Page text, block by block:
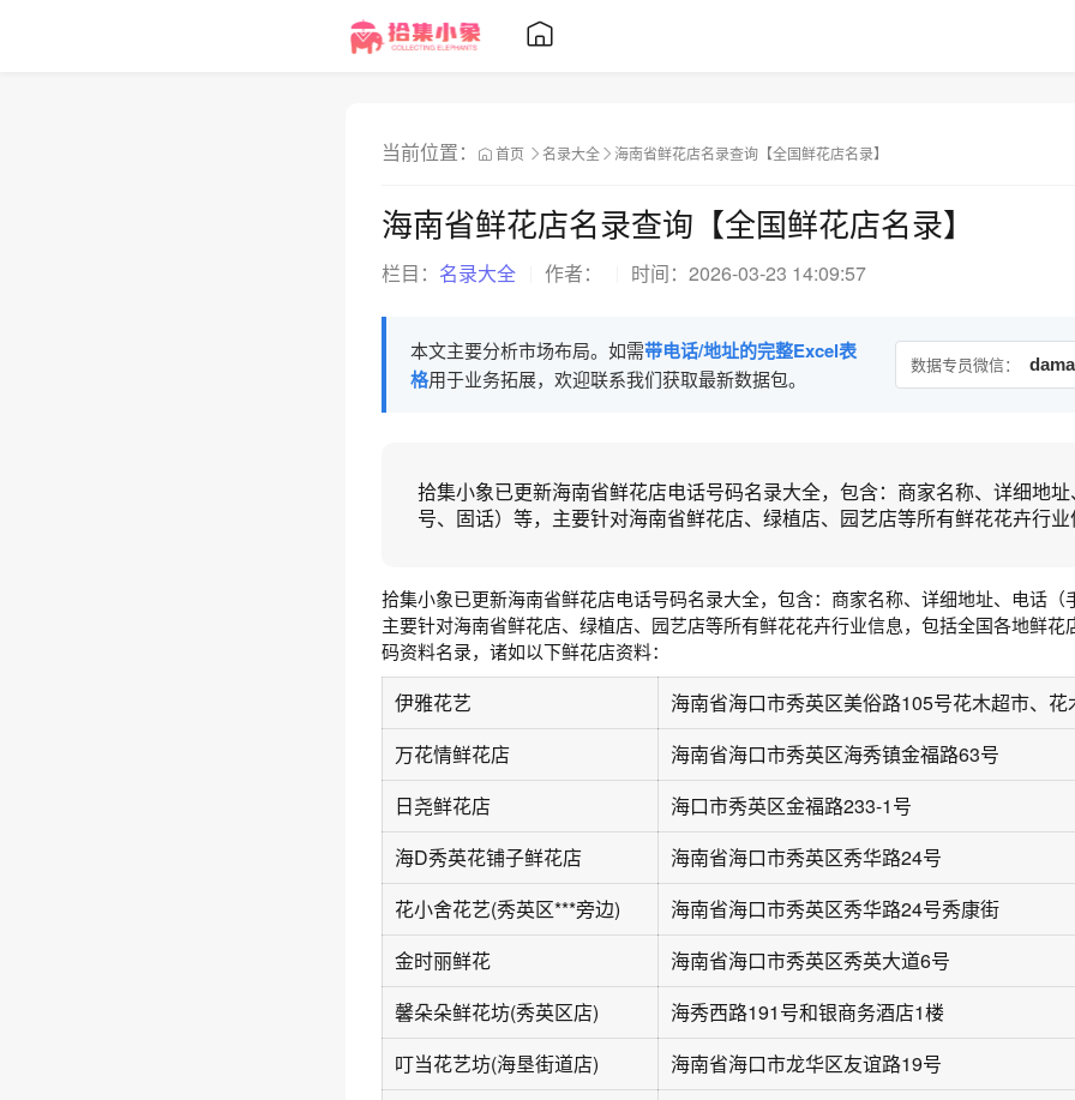
当前位置： 首页 名录大全 海南省鲜花店名录查询【全国鲜花店名录】
海南省鲜花店名录查询【全国鲜花店名录】
栏目： 名录大全 作者： 时间： 2026-03-23 14:09:57
本文主要分析市场布局。如需带电话/地址的完整Excel表
格用于业务拓展，欢迎联系我们获取最新数据包。
数据专员微信：
拾集小象已更新海南省鲜花店电话号码名录大全，包含：商家名称、详细地
号、固话）等，主要针对海南省鲜花店、绿植店、园艺店等所有鲜花花卉行业
拾集小象已更新海南省鲜花店电话号码名录大全，包含：商家名称、详细地址、电话（
主要针对海南省鲜花店、绿植店、园艺店等所有鲜花花卉行业信息，包括全国各地鲜花
码资料名录，诸如以下鲜花店资料：
伊雅花艺
万花情鲜花店
海南省海口市秀英区海秀镇金福路63号
日尧鲜花店
海口市秀英区金福路233-1号
海D秀英花铺子鲜花店
海南省海口市秀英区秀华路24号
花小舍花艺(秀英区***旁边)
海南省海口市秀英区秀华路24号秀康街
金时丽鲜花
海南省海口市秀英区秀英大道6号
馨朵朵鲜花坊(秀英区店)
海秀西路191号和银商务酒店1楼
叮当花艺坊(海垦街道店)
海南省海口市龙华区友谊路19号